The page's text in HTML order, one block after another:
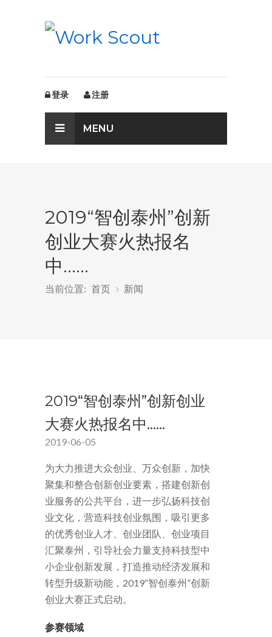
登录 注册
MENU
2019“智创泰州”创新
创业大赛火热报名
中……
当前位置: 首页 新闻
2019“智创泰州”创新创业
大赛火热报名中……
2019-06-05
为大力推进大众创业、万众创新，加快
聚集和整合创新创业要素，搭建创新创
业服务的公共平台，进一步弘扬科技创
业文化，营造科技创业氛围，吸引更多
的优秀创业人才、创业团队、创业项目
汇聚泰州，引导社会力量支持科技型中
小企业创新发展，打造推动经济发展和
转型升级新动能，2019“智创泰州”创新
创业大赛正式启动。
参赛领域